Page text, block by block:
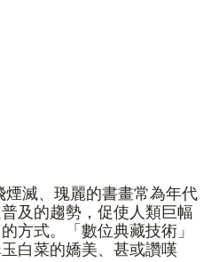
滅、瑰麗的書畫常為年代
及的趨勢，促使人類巨幅
方式。「數位典藏技術」
白菜的嬌美、甚或讚嘆